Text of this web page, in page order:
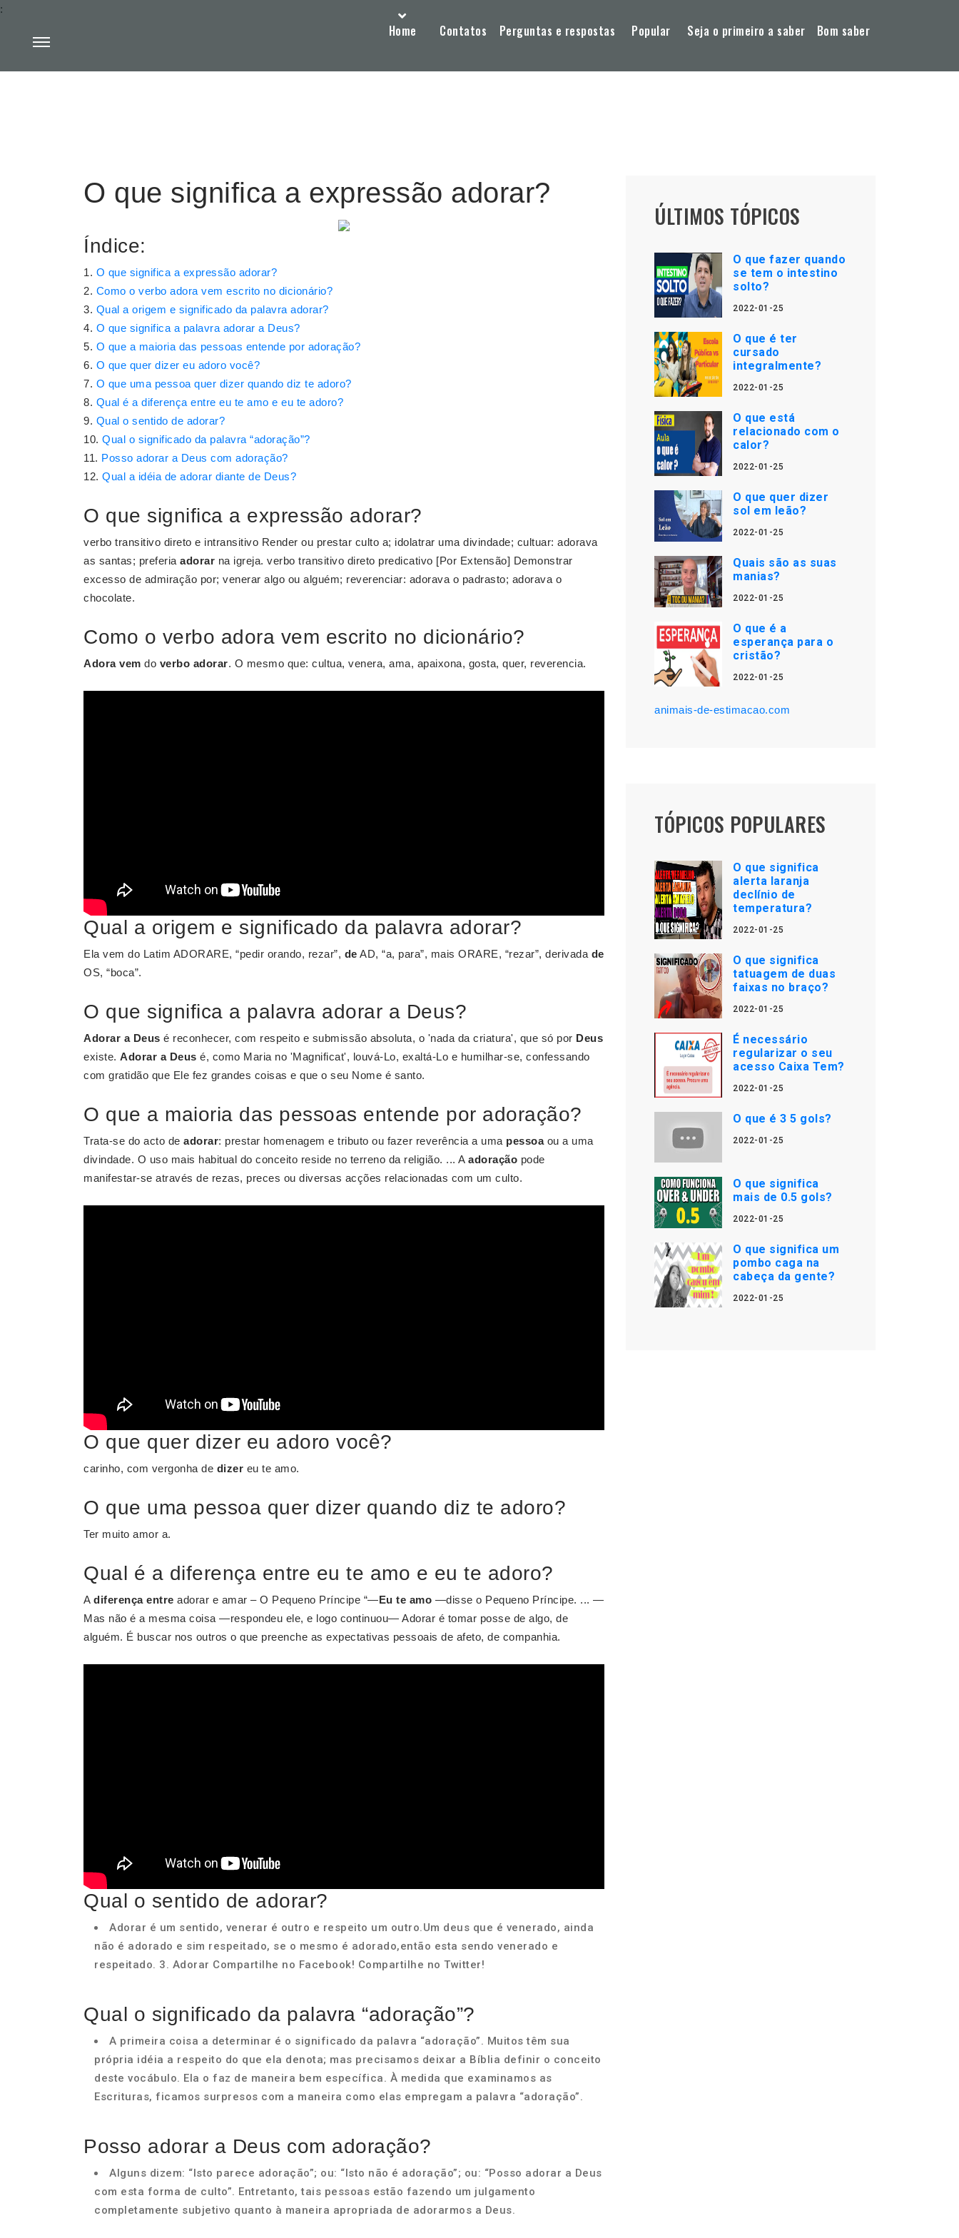
Home Contatos Perguntas e respostas Popular Seja o primeiro a saber Bom saber
:
O que significa a expressão adorar?
Índice:
O que significa a expressão adorar?
Como o verbo adora vem escrito no dicionário?
Qual a origem e significado da palavra adorar?
O que significa a palavra adorar a Deus?
O que a maioria das pessoas entende por adoração?
O que quer dizer eu adoro você?
O que uma pessoa quer dizer quando diz te adoro?
Qual é a diferença entre eu te amo e eu te adoro?
Qual o sentido de adorar?
Qual o significado da palavra “adoração”?
Posso adorar a Deus com adoração?
Qual a idéia de adorar diante de Deus?
O que significa a expressão adorar?
verbo transitivo direto e intransitivo Render ou prestar culto a; idolatrar uma divindade; cultuar: adorava
as santas; preferia adorar na igreja. verbo transitivo direto predicativo [Por Extensão] Demonstrar
excesso de admiração por; venerar algo ou alguém; reverenciar: adorava o padrasto; adorava o
chocolate.
Como o verbo adora vem escrito no dicionário?
Adora vem do verbo adorar. O mesmo que: cultua, venera, ama, apaixona, gosta, quer, reverencia.
Qual a origem e significado da palavra adorar?
Ela vem do Latim ADORARE, “pedir orando, rezar”, de AD, “a, para”, mais ORARE, “rezar”, derivada de
OS, “boca”.
O que significa a palavra adorar a Deus?
Adorar a Deus é reconhecer, com respeito e submissão absoluta, o 'nada da criatura', que só por Deus
existe. Adorar a Deus é, como Maria no 'Magnificat', louvá-Lo, exaltá-Lo e humilhar-se, confessando
com gratidão que Ele fez grandes coisas e que o seu Nome é santo.
O que a maioria das pessoas entende por adoração?
Trata-se do acto de adorar: prestar homenagem e tributo ou fazer reverência a uma pessoaou a uma
divindade. O uso mais habitual do conceito reside no terreno da religião. ... A adoração pode
manifestar-se através de rezas, preces ou diversas acções relacionadas com um culto.
O que quer dizer eu adoro você?
carinho, com vergonha de dizer eu te amo.
O que uma pessoa quer dizer quando diz te adoro?
Ter muito amor a.
Qual é a diferença entre eu te amo e eu te adoro?
A diferença entre adorar e amar – O Pequeno Príncipe “—Eu te amo —disse o Pequeno Príncipe. ... —
Mas não é a mesma coisa —respondeu ele, e logo continuou— Adorar é tomar posse de algo, de
alguém. É buscar nos outros o que preenche as expectativas pessoais de afeto, de companhia.
Qual o sentido de adorar?
Adorar é um sentido, venerar é outro e respeito um outro.Um deus que é venerado, ainda
não é adorado e sim respeitado, se o mesmo é adorado,então esta sendo venerado e
respeitado. 3. Adorar Compartilhe no Facebook! Compartilhe no Twitter!
Qual o significado da palavra “adoração”?
A primeira coisa a determinar é o significado da palavra “adoração”. Muitos têm sua
própria idéia a respeito do que ela denota; mas precisamos deixar a Bíblia definir o conceito
deste vocábulo. Ela o faz de maneira bem específica. À medida que examinamos as
Escrituras, ficamos surpresos com a maneira como elas empregam a palavra “adoração”.
Posso adorar a Deus com adoração?
Alguns dizem: “Isto parece adoração”; ou: “Isto não é adoração”; ou: “Posso adorar a Deus
com esta forma de culto”. Entretanto, tais pessoas estão fazendo um julgamento
completamente subjetivo quanto à maneira apropriada de adorarmos a Deus.
ÚLTIMOS TÓPICOS
O que fazer quando
se tem o intestino
solto?
2022-01-25
O que é ter
cursado
integralmente?
2022-01-25
O que está
relacionado com o
calor?
2022-01-25
O que quer dizer
sol em leão?
2022-01-25
Quais são as suas
manias?
2022-01-25
O que é a
esperança para o
cristão?
2022-01-25
animais-de-estimacao.com
TÓPICOS POPULARES
O que significa
alerta laranja
declínio de
temperatura?
2022-01-25
O que significa
tatuagem de duas
faixas no braço?
2022-01-25
É necessário
regularizar o seu
acesso Caixa Tem?
2022-01-25
O que é 3 5 gols?
2022-01-25
O que significa
mais de 0.5 gols?
2022-01-25
O que significa um
pombo caga na
cabeça da gente?
2022-01-25